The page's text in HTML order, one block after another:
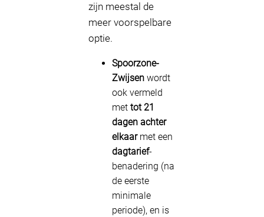
zijn meestal de
meer voorspelbare
optie.
Spoorzone-
Zwijsen wordt
ook vermeld
met tot 21
dagen achter
elkaarmet een
dagtarief-
benadering (na
de eerste
minimale
periode), en is